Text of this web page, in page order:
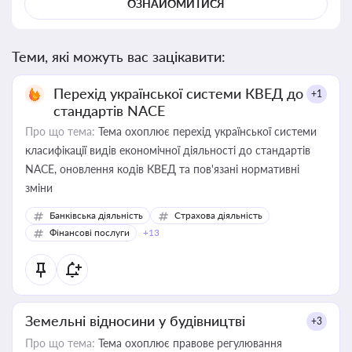
ОЗНАЙОМИТИСЯ
Теми, які можуть вас зацікавити:
Перехід української системи КВЕД до
стандартів NACE
+1
Про що тема: Тема охоплює перехід української системи
класифікації видів економічної діяльності до стандартів
NACE, оновлення кодів КВЕД та пов'язані нормативні
зміни
Банківська діяльність
Страхова діяльність
Фінансові послуги
+13
Земельні відносини у будівництві +3
Про що тема: Тема охоплює правове регулювання